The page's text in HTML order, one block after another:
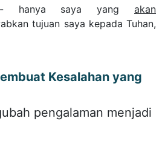
hanya saya yang akan
tujuan saya kepada Tuhan,
Kesalahan yang
pengalaman menjadi